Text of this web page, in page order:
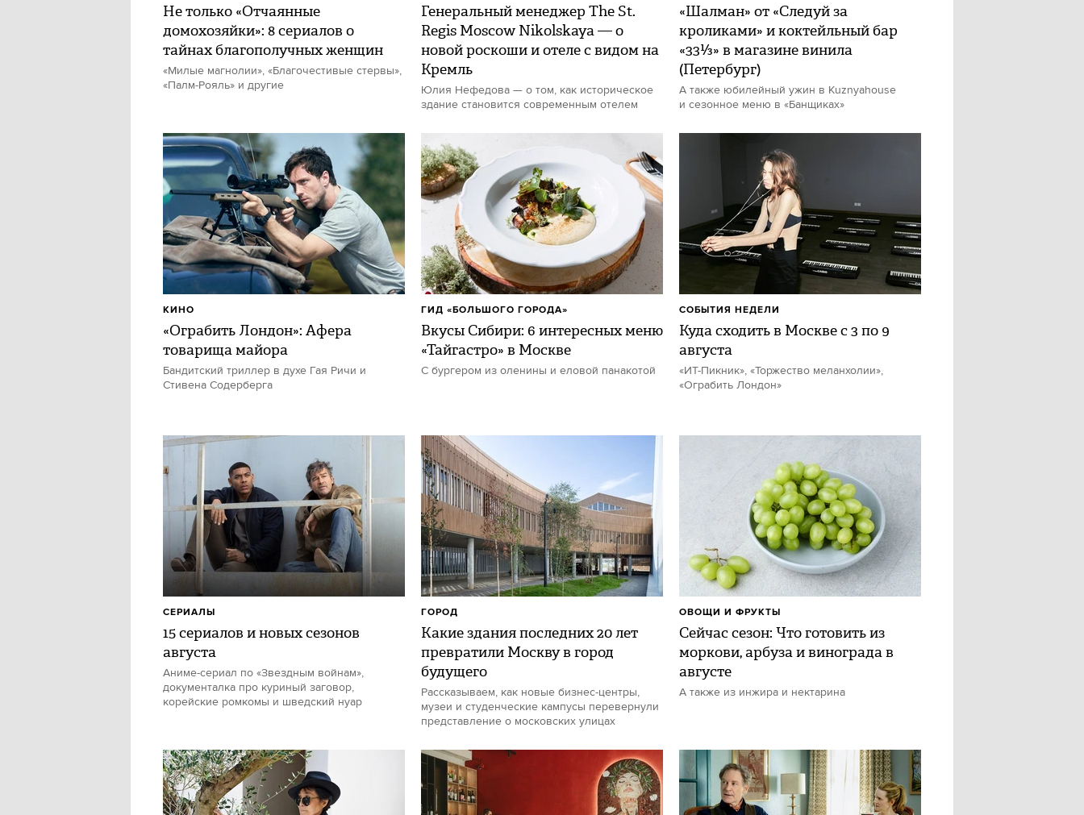
Не только «Отчаянные
домохозяйки»: 8 сериалов о
тайнах благополучных женщин
«Милые магнолии», «Благочестивые стервы»,
«Палм-Рояль» и другие
Генеральный менеджер The St.
Regis Moscow Nikolskaya — о
новой роскоши и отеле с видом на
Кремль
Юлия Нефедова — о том, как историческое
здание становится современным отелем
«Шалман» от «Следуй за
кроликами» и коктейльный бар
«33⅓» в магазине винила
(Петербург)
А также юбилейный ужин в Kuznyahouse
и сезонное меню в «Банщиках»
«Ограбить Лондон»: Афера
товарища майора
Бандитский триллер в духе Гая Ричи и
Стивена Содерберга
КИНО
Вкусы Сибири: 6 интересных меню
«Тайгастро» в Москве
С бургером из оленины и еловой панакотой
ГИД «БОЛЬШОГО ГОРОДА»
Куда сходить в Москве с 3 по 9
августа
«ИТ-Пикник», «Торжество меланхолии»,
«Ограбить Лондон»
СОБЫТИЯ НЕДЕЛИ
15 сериалов и новых сезонов
августа
Аниме-сериал по «Звездным войнам»,
документалка про куриный заговор,
корейские ромкомы и шведский нуар
СЕРИАЛЫ
Какие здания последних 20 лет
превратили Москву в город
будущего
Рассказываем, как новые бизнес-центры,
музеи и студенческие кампусы перевернули
представление о московских улицах
ГОРОД
Сейчас сезон: Что готовить из
моркови, арбуза и винограда в
августе
А также из инжира и нектарина
ОВОЩИ И ФРУКТЫ